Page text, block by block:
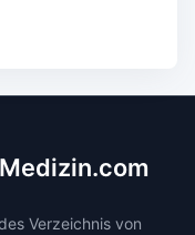
Verzeichnis von